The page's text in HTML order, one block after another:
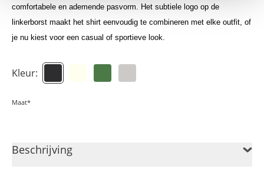
comfortabele en ademende pasvorm. Het subtiele logo op de
linkerborst maakt het shirt eenvoudig te combineren met elke outfit, of
je nu kiest voor een casual of sportieve look.
Kleur:
Maat*
Beschrijving